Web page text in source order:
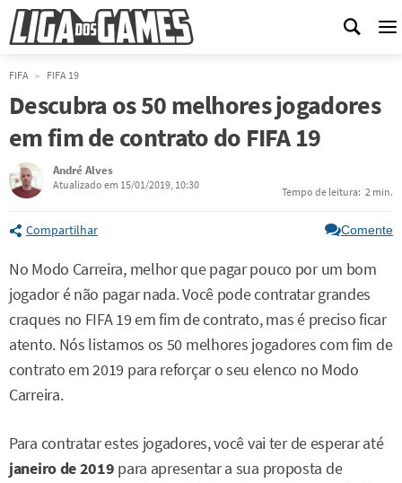
FIFA FIFA 19
Descubra os 50 melhores jogadores
em fim de contrato do FIFA 19
André Alves
Atualizado em 15/01/2019, 10:30
Tempo de leitura: 2 min.
Compartilhar Comente
No Modo Carreira, melhor que pagar pouco por um bom
jogador é não pagar nada. Você pode contratar grandes
craques no FIFA 19 em fim de contrato, mas é preciso ficar
atento. Nós listamos os 50 melhores jogadores com fim de
contrato em 2019 para reforçar o seu elenco no Modo
Carreira.
Para contratar estes jogadores, você vai ter de esperar até
janeiro de 2019 para apresentar a sua proposta de